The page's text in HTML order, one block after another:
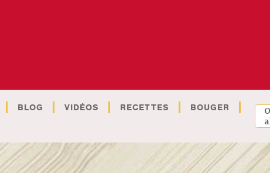
BLOG VIDÉOS RECETTES
BOUGER